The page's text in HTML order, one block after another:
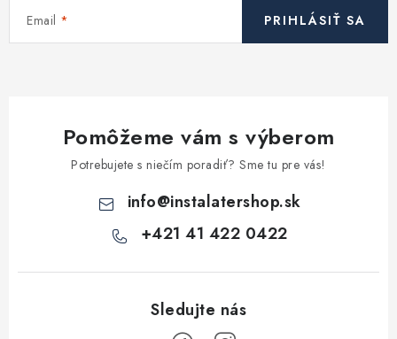
Email PRIHLÁSIŤ SA
Pomôžeme vám s výberom
Potrebujete s niečím poradiť? Sme tu pre vás!
info@instalatershop.sk
+421 41 422 0422